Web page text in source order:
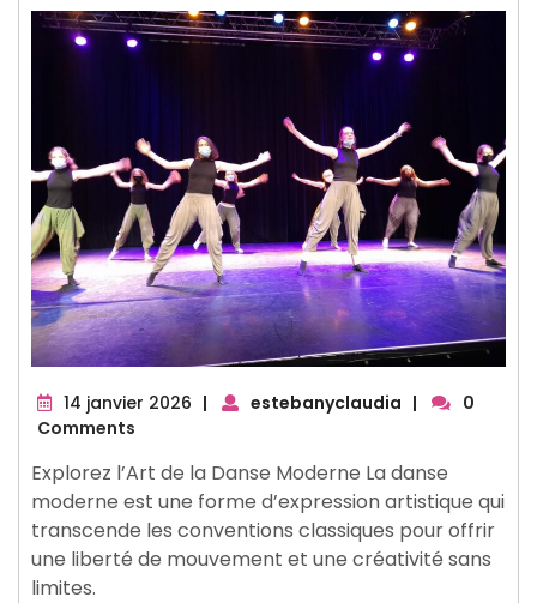
14 janvier 2026 14| estebanyclaudia |
0
Comments
Explorez l’Art de la Danse Moderne La danse
moderne est une forme d’expression artistique qui
transcende les conventions classiques pour offrir
une liberté de mouvement et une créativité sans
limites.